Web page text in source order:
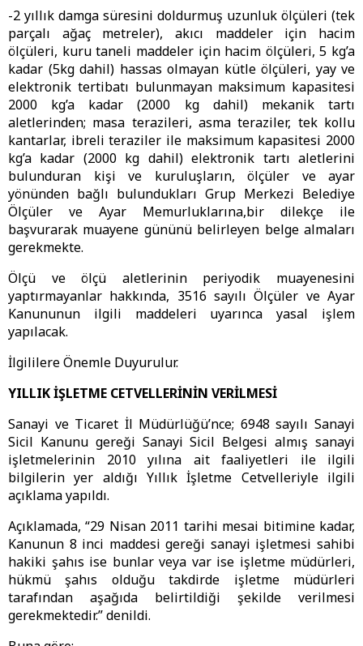
-2 yıllık damga süresini doldurmuş uzunluk ölçüleri (tek
parçalı ağaç metreler), akıcı maddeler için hacim
ölçüleri, kuru taneli maddeler için hacim ölçüleri, 5 kg’a
kadar (5kg dahil) hassas olmayan kütle ölçüleri, yay ve
elektronik tertibatı bulunmayan maksimum kapasitesi
2000 kg’a kadar (2000 kg dahil) mekanik tartı
aletlerinden; masa terazileri, asma teraziler, tek kollu
kantarlar, ibreli teraziler ile maksimum kapasitesi 2000
kg’a kadar (2000 kg dahil) elektronik tartı aletlerini
bulunduran kişi ve kuruluşların, ölçüler ve ayar
yönünden bağlı bulundukları Grup Merkezi Belediye
Ölçüler ve Ayar Memurluklarına,bir dilekçe ile
başvurarak muayene gününü belirleyen belge almaları
gerekmekte.
Ölçü ve ölçü aletlerinin periyodik muayenesini
yaptırmayanlar hakkında, 3516 sayılı Ölçüler ve Ayar
Kanununun ilgili maddeleri uyarınca yasal işlem
yapılacak.
İlgililere Önemle Duyurulur.
YILLIK İŞLETME CETVELLERİNİN VERİLMESİ
Sanayi ve Ticaret İl Müdürlüğü’nce; 6948 sayılı Sanayi
Sicil Kanunu gereği Sanayi Sicil Belgesi almış sanayi
işletmelerinin 2010 yılına ait faaliyetleri ile ilgili
bilgilerin yer aldığı Yıllık İşletme Cetvelleriyle ilgili
açıklama yapıldı.
Açıklamada, “29 Nisan 2011 tarihi mesai bitimine kadar,
Kanunun 8 inci maddesi gereği sanayi işletmesi sahibi
hakiki şahıs ise bunlar veya var ise işletme müdürleri,
hükmü şahıs olduğu takdirde işletme müdürleri
tarafından aşağıda belirtildiği şekilde verilmesi
gerekmektedir.” denildi.